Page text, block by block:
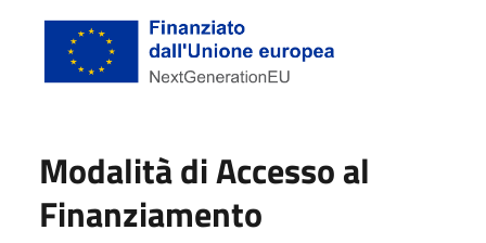
Modalità di Accesso al
Finanziamento